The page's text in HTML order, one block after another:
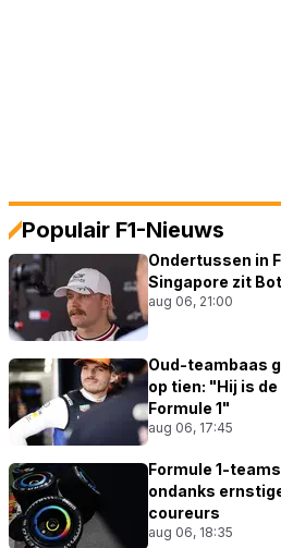
Populair F1-Nieuws
Ondertussen in
Singapore zit
aug 06, 21:00
Oud-teambaas
op tien: "Hij is
Formule 1"
aug 06, 17:45
Formule 1-
ondanks
coureurs
aug 06, 18:35